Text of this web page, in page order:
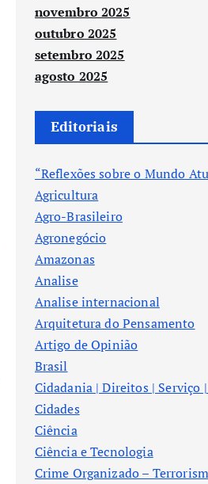
novembro 2025
outubro 2025
setembro 2025
agosto 2025
Editoriais
“Reflexões sobre o Mundo
Agricultura
Agro-Brasileiro
Agronegócio
Amazonas
Analise
Analise internacional
Arquitetura do Pensamento
Artigo de Opinião
Brasil
Cidadania | Direitos | Serviço
Cidades
Ciência
Ciência e Tecnologia
Crime Organizado –